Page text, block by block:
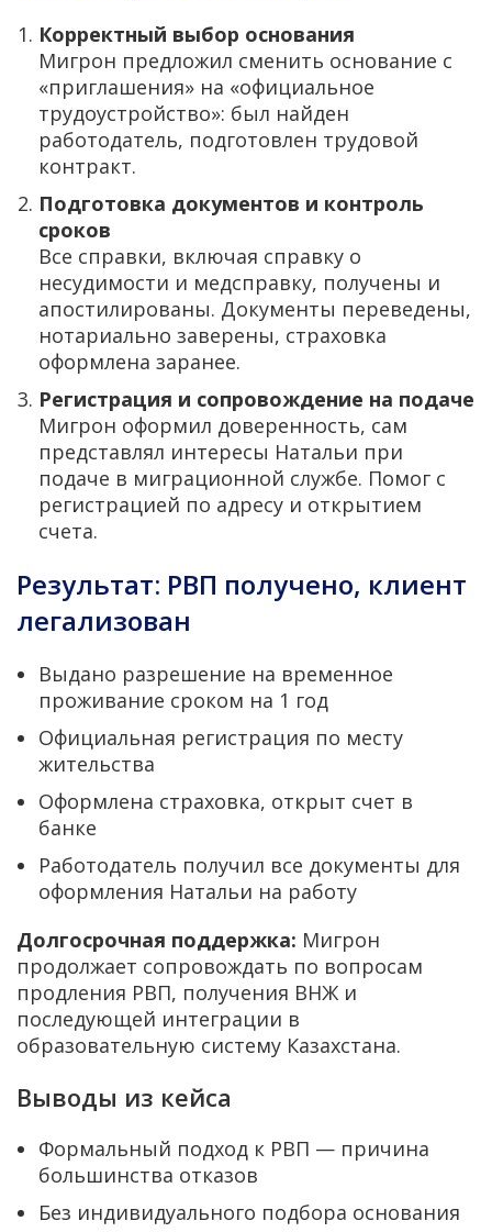
Корректный выбор основания
Мигрон предложил сменить основание с
«приглашения» на «официальное
трудоустройство»: был найден
работодатель, подготовлен трудовой
контракт.
Подготовка документов и контроль
сроков
Все справки, включая справку о
несудимости и медсправку, получены и
апостилированы. Документы переведены,
нотариально заверены, страховка
оформлена заранее.
Регистрация и сопровождение на подаче
Мигрон оформил доверенность, сам
представлял интересы Натальи при
подаче в миграционной службе. Помог с
регистрацией по адресу и открытием
счета.
Результат: РВП получено, клиент
легализован
Выдано разрешение на временное
проживание сроком на 1 год
Официальная регистрация по месту
жительства
Оформлена страховка, открыт счет в
банке
Работодатель получил все документы для
оформления Натальи на работу
Долгосрочная поддержка: Мигрон
продолжает сопровождать по вопросам
продления РВП, получения ВНЖ и
последующей интеграции в
образовательную систему Казахстана.
Выводы из кейса
Формальный подход к РВП — причина
большинства отказов
Без индивидуального подбора основания